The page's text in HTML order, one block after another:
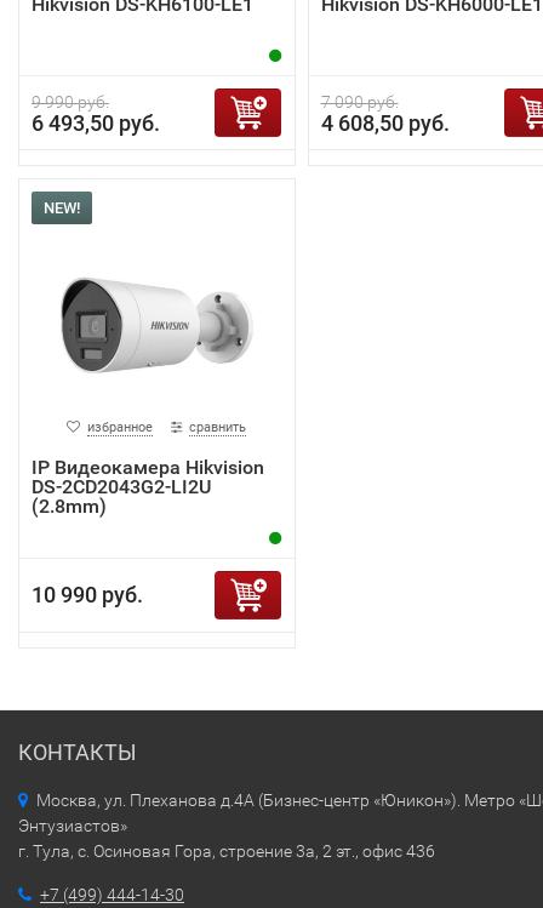
9 990 руб.
6 493,50 руб.
7 090 руб.
4 608,50 руб.
NEW!
избранное сравнить
IP Видеокамера Hikvision
DS-2CD2043G2-LI2U
(2.8mm)
10 990 руб.
КОНТАКТЫ
Москва, ул. Плеханова д.4А (Бизнес-центр «Юникон»). Метро
Энтузиастов»
г. Тула, с. Осиновая Гора, строение 3а, 2 эт., офис 436
+7 (499) 444-14-30